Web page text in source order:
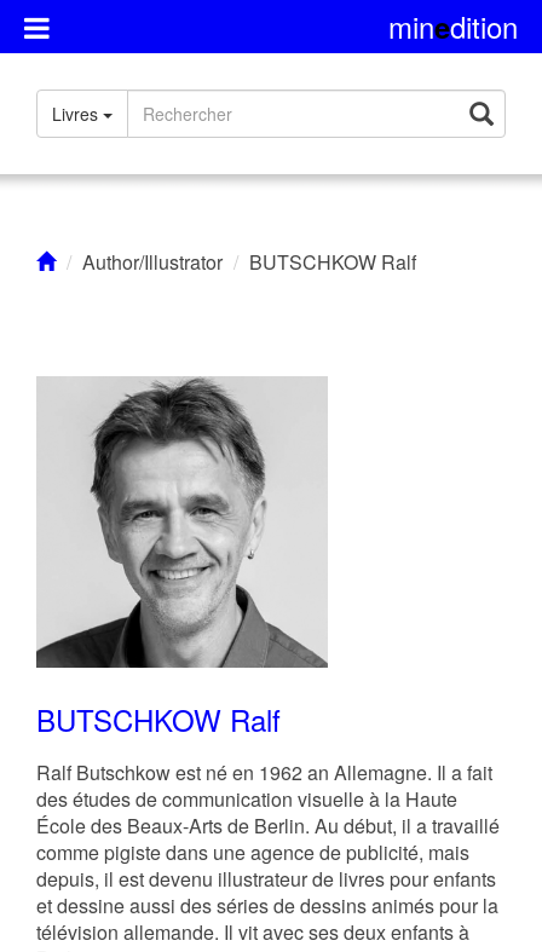
minedition
Rights
Contact
Livres
Author/Illustrator BUTSCHKOW Ralf
BUTSCHKOW Ralf
Ralf Butschkow est né en 1962 an Allemagne. Il a fait
des études de communication visuelle à la Haute
École des Beaux-Arts de Berlin. Au début, il a travaillé
comme pigiste dans une agence de publicité, mais
depuis, il est devenu illustrateur de livres pour enfants
et dessine aussi des séries de dessins animés pour la
télévision allemande. Il vit avec ses deux enfants à